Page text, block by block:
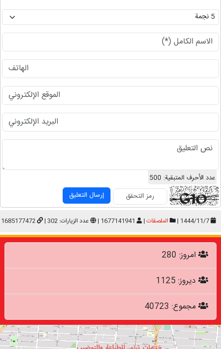
عدد الأحرف المتبقية: 500
إرسال التعليق
الملصقات | عدد الزيارات: 302 | 1685177472
امروز: 280
دیروز: 1125
مجموع: 40723